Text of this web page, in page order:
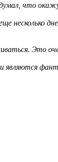
что
Это
являются